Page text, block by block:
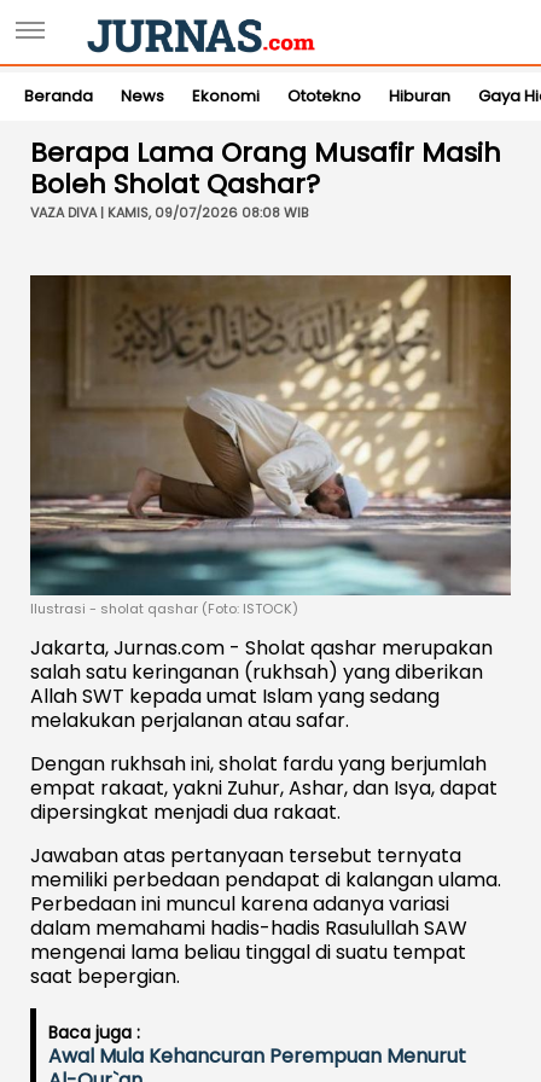
Beranda News Ekonomi Ototekno Hiburan Gaya
Berapa Lama Orang Musafir Masih
Boleh Sholat Qashar?
VAZA DIVA | KAMIS, 09/07/2026 08:08 WIB
Ilustrasi - sholat qashar (Foto: ISTOCK)
Jakarta, Jurnas.com - Sholat qashar merupakan
salah satu keringanan (rukhsah) yang diberikan
Allah SWT kepada umat Islam yang sedang
melakukan perjalanan atau safar.
Dengan rukhsah ini, sholat fardu yang berjumlah
empat rakaat, yakni Zuhur, Ashar, dan Isya, dapat
dipersingkat menjadi dua rakaat.
Jawaban atas pertanyaan tersebut ternyata
memiliki perbedaan pendapat di kalangan ulama.
Perbedaan ini muncul karena adanya variasi
dalam memahami hadis-hadis Rasulullah SAW
mengenai lama beliau tinggal di suatu tempat
saat bepergian.
Baca juga :
Awal Mula Kehancuran Perempuan Menurut